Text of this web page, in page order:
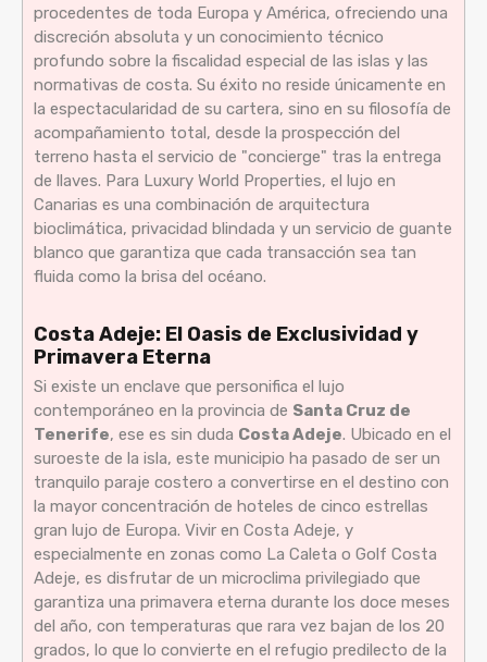
procedentes de toda Europa y América, ofreciendo una
discreción absoluta y un conocimiento técnico
profundo sobre la fiscalidad especial de las islas y las
normativas de costa. Su éxito no reside únicamente en
la espectacularidad de su cartera, sino en su filosofía de
acompañamiento total, desde la prospección del
terreno hasta el servicio de "concierge" tras la entrega
de llaves. Para Luxury World Properties, el lujo en
Canarias es una combinación de arquitectura
bioclimática, privacidad blindada y un servicio de guante
blanco que garantiza que cada transacción sea tan
fluida como la brisa del océano.
Costa Adeje: El Oasis de Exclusividad y
Primavera Eterna
Si existe un enclave que personifica el lujo
contemporáneo en la provincia de Santa Cruz de
Tenerife, ese es sin duda Costa Adeje. Ubicado en el
suroeste de la isla, este municipio ha pasado de ser un
tranquilo paraje costero a convertirse en el destino con
la mayor concentración de hoteles de cinco estrellas
gran lujo de Europa. Vivir en Costa Adeje, y
especialmente en zonas como La Caleta o Golf Costa
Adeje, es disfrutar de un microclima privilegiado que
garantiza una primavera eterna durante los doce meses
del año, con temperaturas que rara vez bajan de los 20
grados, lo que lo convierte en el refugio predilecto de la